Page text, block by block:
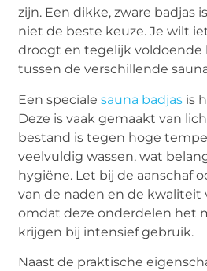
zijn. Een dikke, zware badjas
niet de beste keuze. Je wilt
droogt en tegelijk
tussen de verschillende
Een specialesauna badjas is
Deze is vaak gemaakt van
bestand is tegen hoge
veelvuldig wassen, wat
hygiëne. Let bij de aanschaf
van de naden en de kwaliteit
omdat deze onderdelen het
krijgen bij intensief gebruik.
Naast de praktische